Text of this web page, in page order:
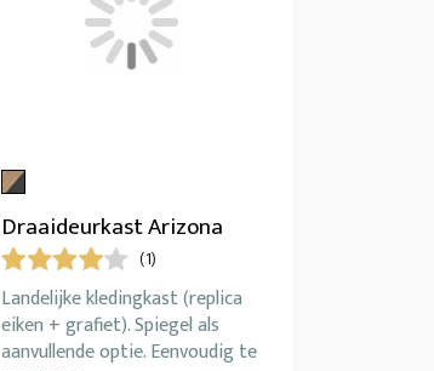
Draaideurkast Arizona
(1)
Landelijke kledingkast (replica
eiken + grafiet). Spiegel als
aanvullende optie. Eenvoudig te